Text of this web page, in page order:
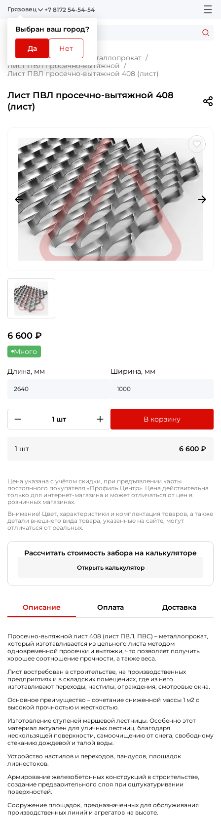
Грязовец
Выбран ваш город?
Да Нет
+7 8172 54-54-54
Главная Каталог
Металлопрокат
Лист ПВЛ просечно-вытяжной
Лист ПВЛ просечно-вытяжной 408 (лист)
Лист ПВЛ просечно-вытяжной 408
(лист)
6 600 ₽
Много
Длина, мм
2640
Ширина, мм
1000
1 шт В корзину
1 шт 6 600 ₽
Цена указана с учётом скидки, при предъявлении карты
постоянного покупателя «Профиль Центр». Цена действительна
только для интернет-магазина и может отличаться от цен в
розничных магазинах.
Внимание! Цвет, характеристики и комплектация товаров, а также
детали внешнего вида товара, указанные на сайте, могут
отличаться от реальных.
Рассчитать стоимость забора на калькуляторе
Открыть калькулятор
Описание Оплата Доставка
Просечно-вытяжной лист 408 (лист ПВЛ, ПВС) – металлопрокат,
который изготавливается из цельного листа методом
одновременной просечки и вытяжки, что позволяет получить
хорошее соотношение прочности, а также веса.
Лист востребован в строительстве, на производственных
предприятиях и в складских помещениях, где из него
изготавливают переходы, настилы, ограждения, смотровые окна.
Основное преимущество – сочетание сниженной массы 1 м2 с
высокой прочностью и жесткостью.
Изготовление ступеней маршевой лестницы. Особенно этот
материал актуален для уличных лестниц, благодаря
нескользящей поверхности, самоочищению от снега, свободному
стеканию дождевой и талой воды.
Устройство настилов и переходов, пандусов, площадок
ливнестоков.
Армирование железобетонных конструкций в строительстве,
создание предварительного слоя при оштукатуривании
поверхностей.
Сооружение площадок, предназначенных для обслуживания
производственных линий и агрегатов на высоте.